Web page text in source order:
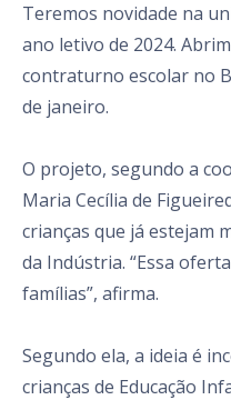
Teremos novidade na
ano letivo de 2024.
contraturno escolar no
de janeiro.
O projeto, segundo a
Maria Cecília de
crianças que já estejam
da Indústria. “Essa
famílias”, afirma.
Segundo ela, a ideia é
crianças de Educação